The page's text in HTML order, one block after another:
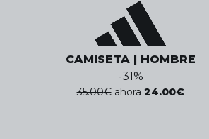
CAMISETA | HOMBRE
-31%
35.00€ ahora 24.00€